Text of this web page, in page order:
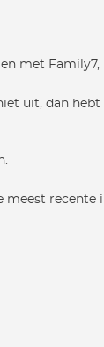
met Family7,
uit, dan
meest recente